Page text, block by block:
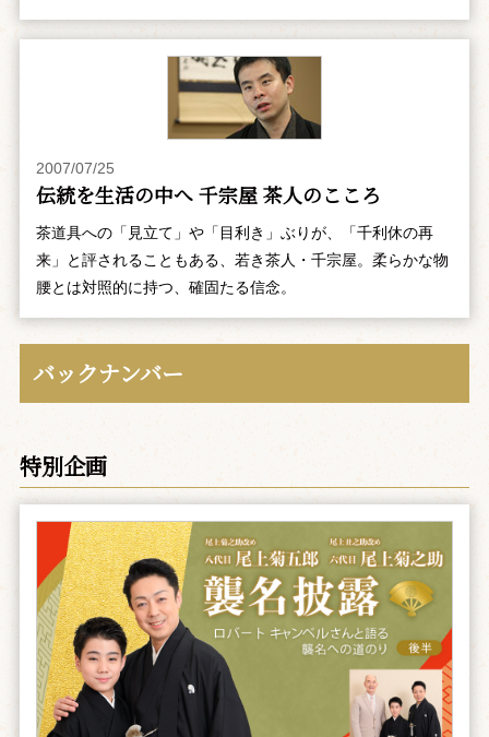
2007/07/25
伝統を生活の中へ 千宗屋 茶人のこころ
茶道具への「見立て」や「目利き」ぶりが、「千利休の再
来」と評されることもある、若き茶人・千宗屋。柔らかな物
腰とは対照的に持つ、確固たる信念。
バックナンバー
特別企画